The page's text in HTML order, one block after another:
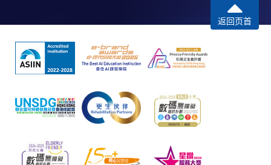
返回页首